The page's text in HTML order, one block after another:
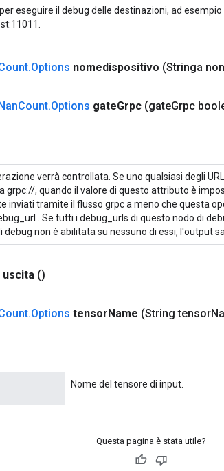
per eseguire il debug delle destinazioni, ad
.Options nomedispositivo (Stringa
Count.Options gateGrpc (gateGrpc
verrà controllata. Se uno qualsiasi degli
grpc://, quando il valore di questo attributo è
inviati tramite il flusso grpc a meno che questa
. Se tutti i debug_urls di questo nodo di
debug non è abilitata su nessuno di essi, l'output
uscita ()
.Options tensorName (String tensor
Nome del tensore di input.
Questa pagina è stata utile?